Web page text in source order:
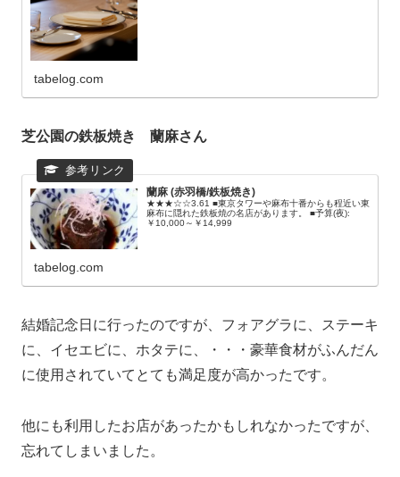
tabelog.com
芝公園の鉄板焼き 蘭麻さん
蘭麻 (赤羽橋/鉄板焼き)
★★★☆☆3.61 ■東京タワーや麻布十番からも程近い東
麻布に隠れた鉄板焼の名店があります。 ■予算(夜):
￥10,000～￥14,999
tabelog.com
結婚記念日に行ったのですが、フォアグラに、ステーキ
に、イセエビに、ホタテに、・・・豪華食材がふんだん
に使用されていてとても満足度が高かったです。
他にも利用したお店があったかもしれなかったですが、
忘れてしまいました。